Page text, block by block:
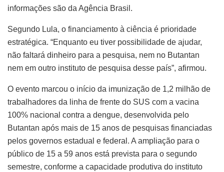
informações são da Agência Brasil.
Segundo Lula, o financiamento à ciência é prioridade
estratégica. “Enquanto eu tiver possibilidade de ajudar,
não faltará dinheiro para a pesquisa, nem no Butantan
nem em outro instituto de pesquisa desse país”, afirmou.
O evento marcou o início da imunização de 1,2 milhão de
trabalhadores da linha de frente do SUS com a vacina
100% nacional contra a dengue, desenvolvida pelo
Butantan após mais de 15 anos de pesquisas financiadas
pelos governos estadual e federal. A ampliação para o
público de 15 a 59 anos está prevista para o segundo
semestre, conforme a capacidade produtiva do instituto